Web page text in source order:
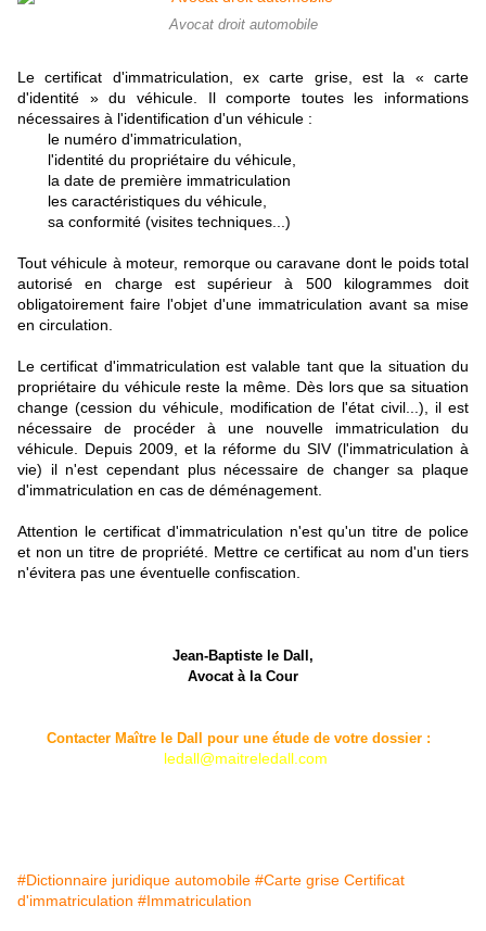
Avocat droit automobile
Le certificat d'immatriculation, ex carte grise, est la « carte
d'identité » du véhicule. Il comporte toutes les informations
nécessaires à l'identification d'un véhicule :
le numéro d'immatriculation,
l'identité du propriétaire du véhicule,
la date de première immatriculation
les caractéristiques du véhicule,
sa conformité (visites techniques...)
Tout véhicule à moteur, remorque ou caravane dont le poids total
autorisé en charge est supérieur à 500 kilogrammes doit
obligatoirement faire l'objet d'une immatriculation avant sa mise
en circulation.
Le certificat d'immatriculation est valable tant que la situation du
propriétaire du véhicule reste la même. Dès lors que sa situation
change (cession du véhicule, modification de l'état civil...), il est
nécessaire de procéder à une nouvelle immatriculation du
véhicule. Depuis 2009, et la réforme du SIV (l'immatriculation à
vie) il n'est cependant plus nécessaire de changer sa plaque
d'immatriculation en cas de déménagement.
Attention le certificat d'immatriculation n'est qu'un titre de police
et non un titre de propriété. Mettre ce certificat au nom d'un tiers
n'évitera pas une éventuelle confiscation.
Jean-Baptiste le Dall,
Avocat à la Cour
Contacter Maître le Dall pour une étude de votre dossier :
ledall@maitreledall.com
#Dictionnaire juridique automobile #Carte grise Certificat
d'immatriculation #Immatriculation